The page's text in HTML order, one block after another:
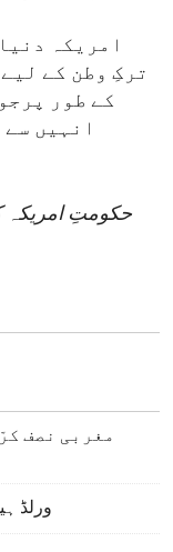
امریکہ
ترکِ وطن کے
کے طور
انہیں سے
حکومتِ امریکہ
مغربی نصف
ورلڈ